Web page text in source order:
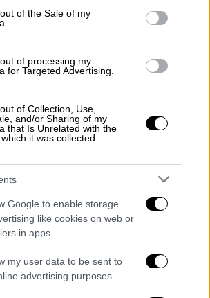
of the Sale of my
of processing my
for Targeted Advertising.
of Collection, Use,
and/or Sharing of my
that Is Unrelated with the
it was collected.
Google to enable storage
like cookies on web or
in apps.
my user data to be sent to
advertising purposes.
Καπιτωλίουνα τρέχει και να
λίγο αργότερα μια
φώναξε «Πότε θα
βομβαρδίζετε τα μωρά στη
συνεχίστηκε καθώς
BBCένα άτομο
και φώναξε «
είναι και η
Δημοκρατικούς
της επιτροπής Ενόπλων
παράδειγμα
γερουσιαστή Τζακ Ριντ
«πυρά» απέναντι του, με μια